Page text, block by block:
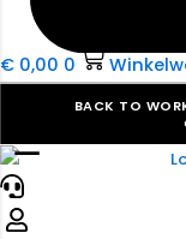
€ 0,00 0
BACK TO
☰